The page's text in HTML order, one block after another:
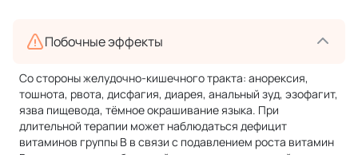
Побочные эффекты
Со стороны желудочно-кишечного тракта: анорексия,
тошнота, рвота, дисфагия, диарея, анальный зуд, эзофагит,
язва пищевода, тёмное окрашивание языка. При
длительной терапии может наблюдаться дефицит
витаминов группы В в связи с подавлением роста витамин